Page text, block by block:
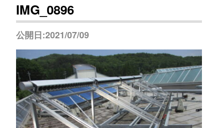
IMG_0896
公開日:2021/07/09